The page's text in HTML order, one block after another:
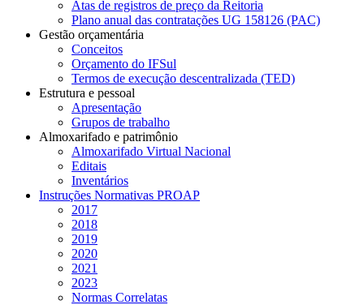
Atas de registros de preço da Reitoria
Plano anual das contratações UG 158126 (PAC)
Gestão orçamentária
Conceitos
Orçamento do IFSul
Termos de execução descentralizada (TED)
Estrutura e pessoal
Apresentação
Grupos de trabalho
Almoxarifado e patrimônio
Almoxarifado Virtual Nacional
Editais
Inventários
Instruções Normativas PROAP
2017
2018
2019
2020
2021
2023
Normas Correlatas